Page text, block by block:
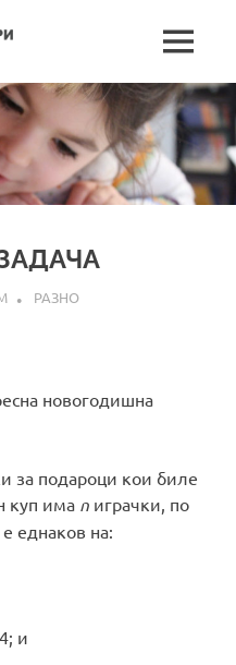
на
на
Македонија
MENU
РАЗНО
новогодишна
за подароци кои биле
куп има n играчки, по
е еднаков на:
и